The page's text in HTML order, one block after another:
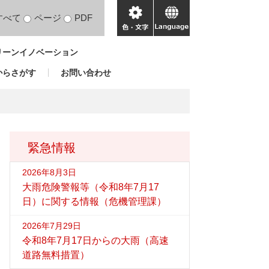
べて ページ PDF
色・
文
language
ンイノベーション
らさがす お問い合わせ
緊急情報
2026年8月3日
大雨危険警報等（令和8年7月17
日）に関する情報（危機管理課）
2026年7月29日
令和8年7月17日からの大雨（高速
道路無料措置）